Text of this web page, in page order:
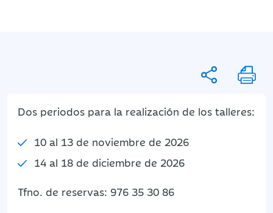
Dos periodos para la realización de los talleres:
10 al 13 de noviembre de 2026
14 al 18 de diciembre de 2026
Tfno. de reservas: 976 35 30 86